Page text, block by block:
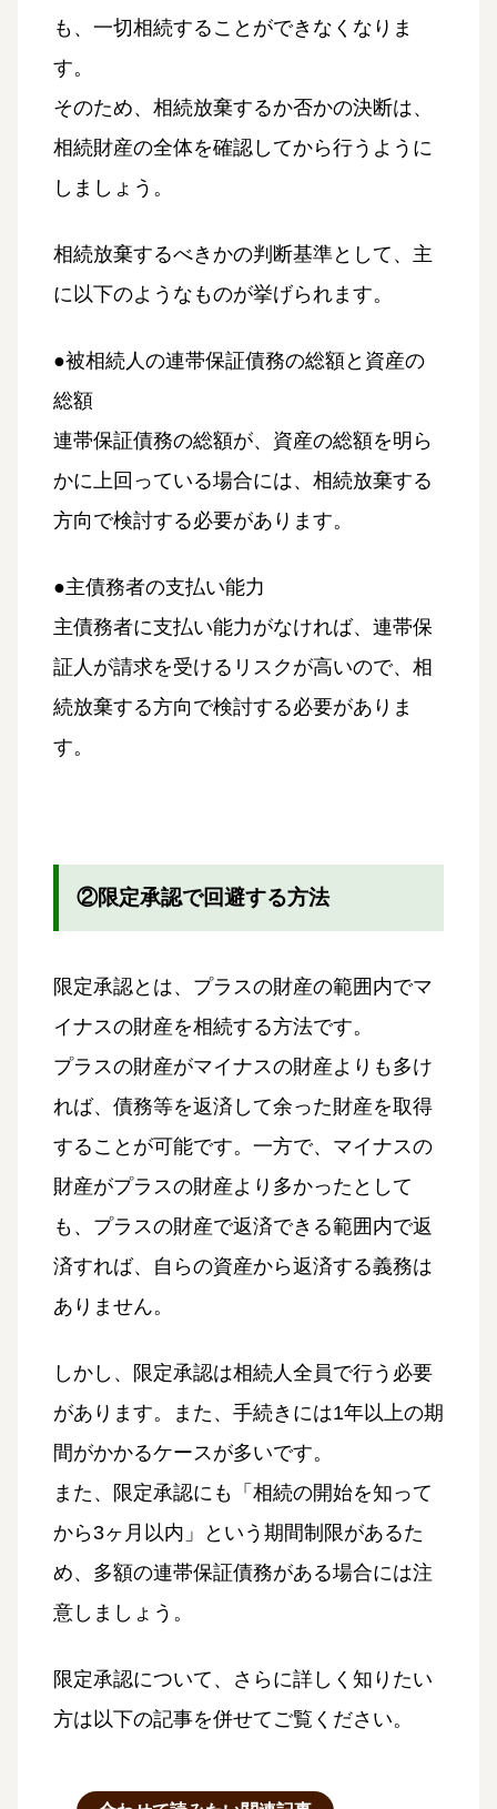
も、一切相続することができなくなりま
す。
そのため、相続放棄するか否かの決断は、
相続財産の全体を確認してから行うように
しましょう。
相続放棄するべきかの判断基準として、主
に以下のようなものが挙げられます。
●被相続人の連帯保証債務の総額と資産の
総額
連帯保証債務の総額が、資産の総額を明ら
かに上回っている場合には、相続放棄する
方向で検討する必要があります。
●主債務者の支払い能力
主債務者に支払い能力がなければ、連帯保
証人が請求を受けるリスクが高いので、相
続放棄する方向で検討する必要がありま
す。
②限定承認で回避する方法
限定承認とは、プラスの財産の範囲内でマ
イナスの財産を相続する方法です。
プラスの財産がマイナスの財産よりも多け
れば、債務等を返済して余った財産を取得
することが可能です。一方で、マイナスの
財産がプラスの財産より多かったとして
も、プラスの財産で返済できる範囲内で返
済すれば、自らの資産から返済する義務は
ありません。
しかし、限定承認は相続人全員で行う必要
があります。また、手続きには1年以上の期
間がかかるケースが多いです。
また、限定承認にも「相続の開始を知って
から3ヶ月以内」という期間制限があるた
め、多額の連帯保証債務がある場合には注
意しましょう。
限定承認について、さらに詳しく知りたい
方は以下の記事を併せてご覧ください。